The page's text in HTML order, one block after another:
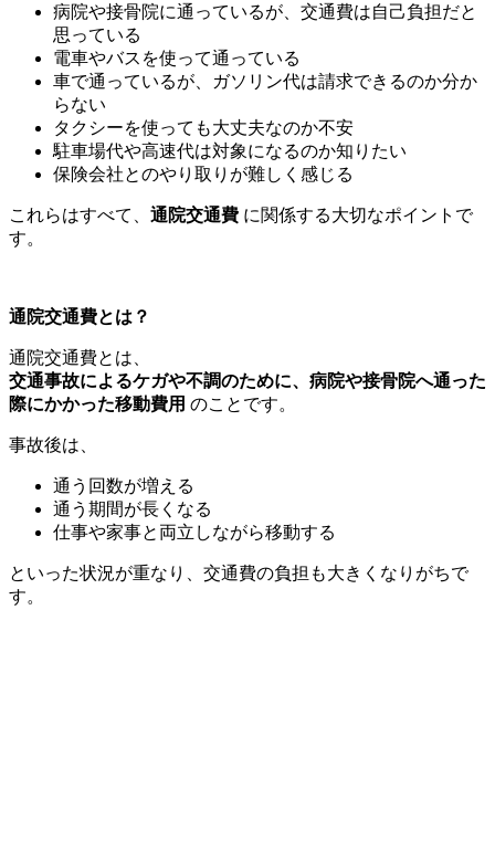
病院や接骨院に通っているが、交通費は自己負担だと
思っている
電車やバスを使って通っている
車で通っているが、ガソリン代は請求できるのか分か
らない
タクシーを使っても大丈夫なのか不安
駐車場代や高速代は対象になるのか知りたい
保険会社とのやり取りが難しく感じる
これらはすべて、 通院交通費 に関係する大切なポイントで
す。
通院交通費とは？
通院交通費とは、
交通事故によるケガや不調のために、病院や接骨院へ通った
際にかかった移動費用 のことです。
事故後は、
通う回数が増える
通う期間が長くなる
仕事や家事と両立しながら移動する
といった状況が重なり、交通費の負担も大きくなりがちで
す。